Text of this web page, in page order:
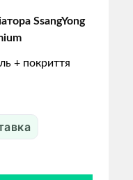
SsangYong
+ покриття